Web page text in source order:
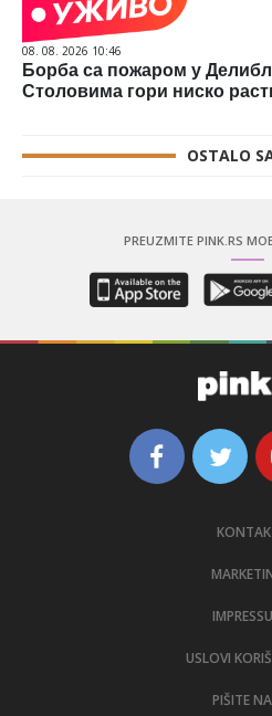
08. 08. 2026 10:46
Борба са пожаром у
Столовима гори ниско
OSTALO
PREUZMITE PINK.RS
USLOVI
PIŠITE